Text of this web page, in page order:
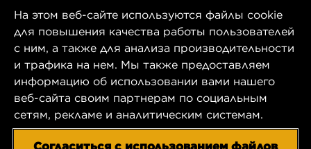
CAREER
COMPANY STORE
DATA PRIVACY
Instagram
YouTube
1 Wix Way
P.O. Box 1967
Gastonia, NC 28054
На этом веб-сайте используются файлы cookie
для повышения качества работы пользователей
с ним, а также для анализа производительности
и трафика на нем. Мы также предоставляем
информацию об использовании вами нашего
веб-сайта своим партнерам по социальным
сетям, рекламе и аналитическим системам.
Согласиться с использованием файлов